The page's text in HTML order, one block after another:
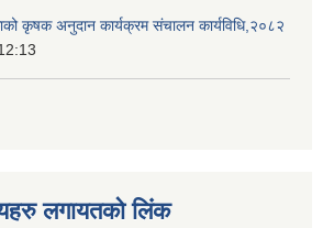
कृषक अनुदान कार्यक्रम संचालन कार्यविधि,२०८२
लगायतको लिंक